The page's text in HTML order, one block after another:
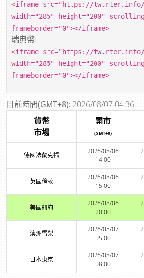
<iframe src="https://tw.rter.info/
width="285" height="200"
frameborder="0"></iframe>
瑞典幣:
<iframe src="https://tw.rter.info/
width="285" height="200"
frameborder="0"></iframe>
目前時間(GMT+8): 2026/08/07 04:36
貨幣
市場
開市
(GMT+8)
德國法蘭克福
2026/08/06
14:00
英國倫敦
2026/08/06
15:00
美國紐約
2026/08/06
20:00
澳洲雪梨
2026/08/07
05:00
日本東京
2026/08/07
08:00